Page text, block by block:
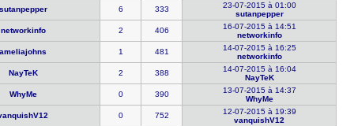
6 333
23-07-2015 à 01:00
sutanpeppe​r
networkinf​o
2 406
16-07-2015 à 14:51
networkinf​o
ameliajohn​s
1 481
14-07-2015 à 16:25
networkinf​o
NayTeK
2 388
14-07-2015 à 16:04
NayTeK
WhyMe
0 390
13-07-2015 à 14:37
WhyMe
0 752
12-07-2015 à 19:39
vanquishV1​2